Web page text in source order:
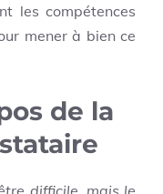
les compétences
mener à bien ce
de la
difficile, mais le